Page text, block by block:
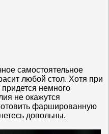
самостоятельное
любой стол. Хотя при
придется немного
не окажутся
фаршированную
довольны.